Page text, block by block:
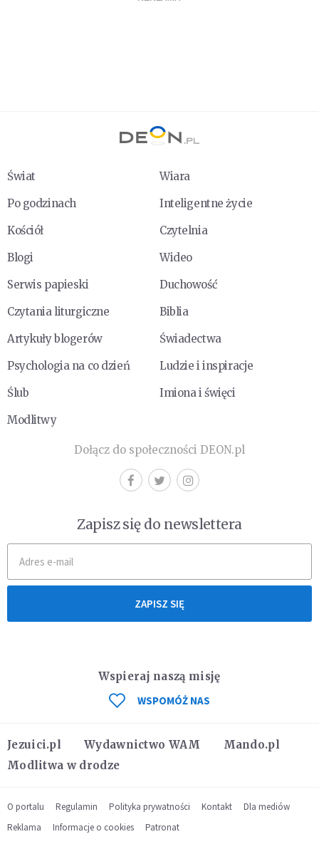
Świat
Wiara
Po godzinach
Inteligentne życie
Kościół
Czytelnia
Blogi
Wideo
Serwis papieski
Duchowość
Czytania liturgiczne
Biblia
Artykuły blogerów
Świadectwa
Psychologia na co dzień
Ludzie i inspiracje
Ślub
Imiona i święci
Modlitwy
Dołącz do społeczności DEON.pl
Zapisz się do newslettera
ZAPISZ SIĘ
Jezuici.pl Wydawnictwo WAM
Mando.pl
Modlitwa w drodze
Wspieraj naszą misję
WSPOMÓŻ NAS
O portalu Regulamin Polityka prywatności Kontakt
Dla mediów
Reklama
Informacje o cookies Patronat